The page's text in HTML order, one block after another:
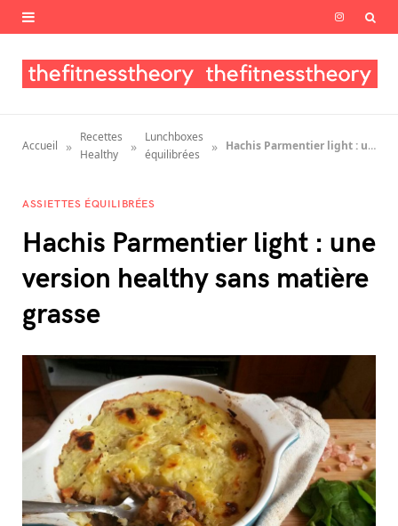
I
s
a
a
m
Accueil »
Recettes
Healthy
»
Lunchboxes
équilibrées
» Hachis Parmentier light : une version healthy sans matière grasse
ASSIETTES ÉQUILIBRÉES
Hachis Parmentier light : une
version healthy sans matière
grasse